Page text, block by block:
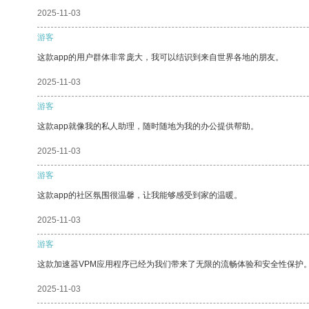
2025-11-03
游客
这款app的用户群体非常庞大，我可以结识到来自世界各地的朋友。
2025-11-03
游客
这款app就像我的私人助理，随时随地为我的办公提供帮助。
2025-11-03
游客
这款app的社区氛围很温馨，让我能够感受到家的温暖。
2025-11-03
游客
这款加速器VPM应用程序已经为我们带来了无限的流畅体验和安全性保护
2025-11-03